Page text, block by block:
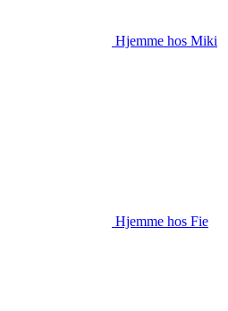
Hjemme hos Miki
Hjemme hos Fie